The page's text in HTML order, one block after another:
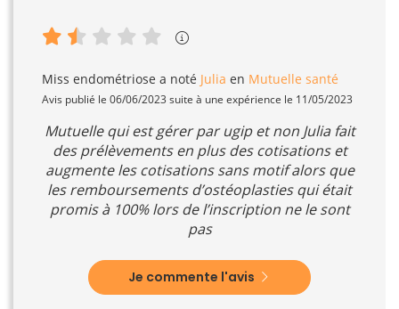
Miss endométriose a noté Julia en Mutuelle santé
Avis publié le 06/06/2023 suite à une expérience le 11/05/2023
Mutuelle qui est gérer par ugip et non Julia fait
des prélèvements en plus des cotisations et
augmente les cotisations sans motif alors que
les remboursements d’ostéoplasties qui était
promis à 100% lors de l’inscription ne le sont
pas
Je commente l'avis